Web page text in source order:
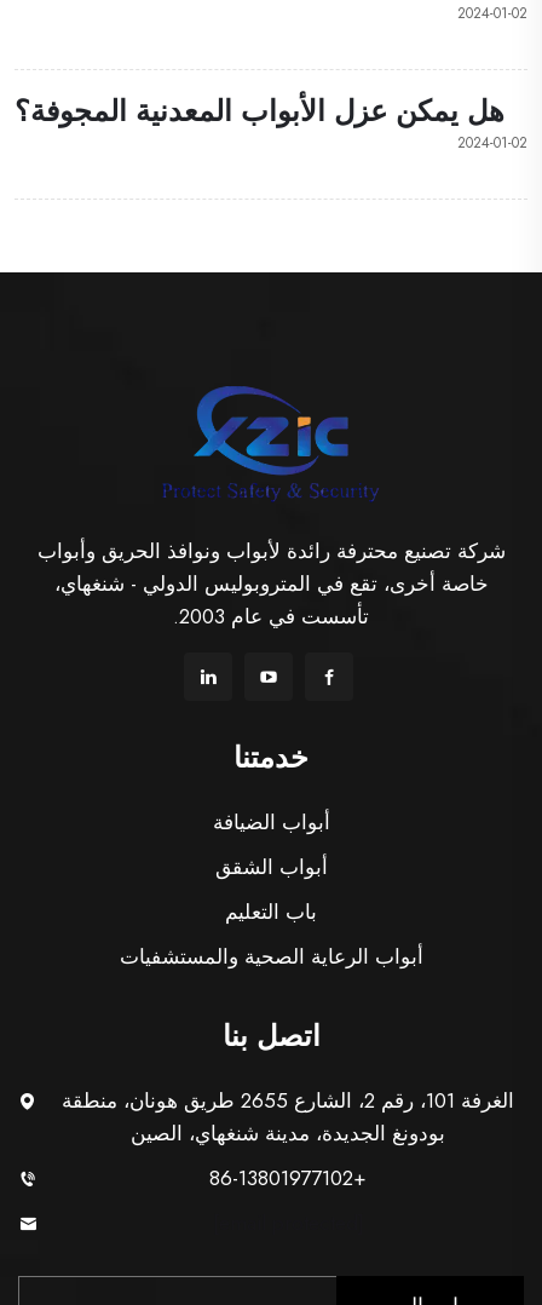
2024-01-02
هل يمكن عزل الأبواب المعدنية المجوفة؟
2024-01-02
شركة تصنيع محترفة رائدة لأبواب ونوافذ الحريق وأبواب
خاصة أخرى، تقع في المتروبوليس الدولي - شنغهاي،
تأسست في عام 2003.
خدمتنا
أبواب الضيافة
أبواب الشقق
باب التعليم
أبواب الرعاية الصحية والمستشفيات
اتصل بنا
الغرفة 101، رقم 2، الشارع 2655 طريق هونان، منطقة
بودونغ الجديدة، مدينة شنغهاي، الصين
+86-13801977102